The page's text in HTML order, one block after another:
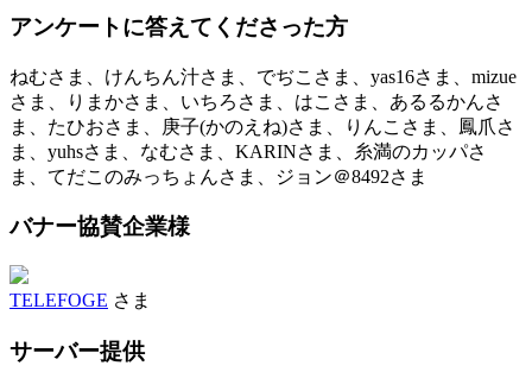
アンケートに答えてくださった方
ねむさま、けんちん汁さま、でぢこさま、yas16さま、mizue
さま、りまかさま、いちろさま、はこさま、あるるかんさ
ま、たひおさま、庚子(かのえね)さま、りんこさま、鳳爪さ
ま、yuhsさま、なむさま、KARINさま、糸満のカッパさ
ま、てだこのみっちょんさま、ジョン＠8492さま
バナー協賛企業様
TELEFOGE さま
サーバー提供